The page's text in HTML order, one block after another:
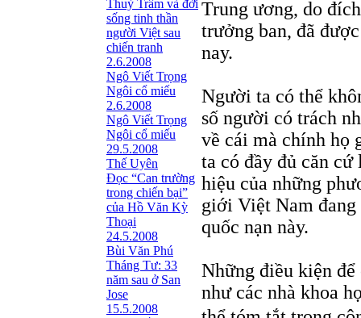
Thuỳ Trâm và đời
sống tinh thần
người Việt sau
chiến tranh
2.6.2008
Ngô Viết Trọng
Ngôi cổ miếu
2.6.2008
Ngô Viết Trọng
Ngôi cổ miếu
29.5.2008
Thế Uyên
Đọc “Can trường
trong chiến bại”
của Hồ Văn Kỳ
Thoại
24.5.2008
Bùi Văn Phú
Tháng Tư: 33
năm sau ở San
Jose
15.5.2008
Trung ương, do
trưởng ban, đã
nay.
Người ta có thể
số người có trách
về cái mà chính họ
ta có đầy đủ căn
hiệu của những
giới Việt Nam đang
quốc nạn này.
Những điều kiện
như các nhà khoa